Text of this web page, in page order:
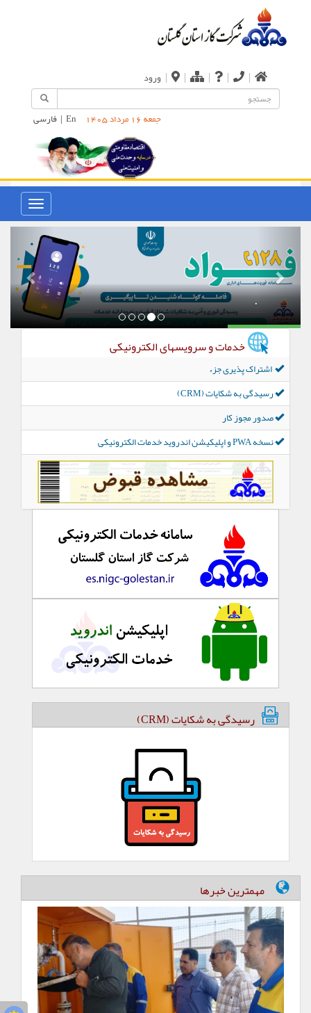
|
|
|
|
| ورود
جمعه 16 مرداد 1405 En
| فارسی
.
خدمات و سرویسهای الکترونیکی
اشتراک پذیری جزء
رسیدگی به شکایات (CRM)
صدور مجوز کار
نسخه PWA و اپلیکیشن اندروید خدمات الکترونیکی
رسیدگی به شکایات (CRM)
مهمترین خبرها